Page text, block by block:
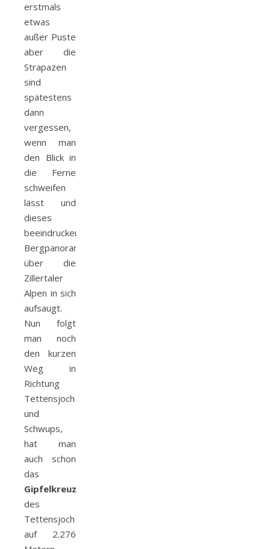
erstmals
etwas
außer Puste
aber die
Strapazen
sind
spätestens
dann
vergessen,
wenn man
den Blick in
die Ferne
schweifen
lässt und
dieses
beeindruckende
Bergpanorama
über die
Zillertaler
Alpen in sich
aufsaugt.
Nun folgt
man noch
den kurzen
Weg in
Richtung
Tettensjoch
und
Schwups,
hat man
auch schon
das
Gipfelkreuz
des
Tettensjoch
auf 2.276